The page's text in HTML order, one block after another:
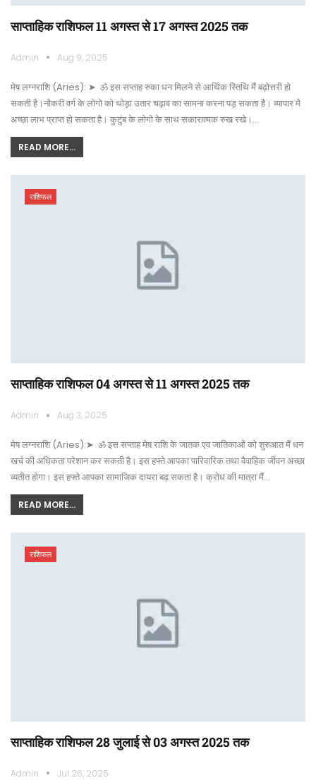
साप्ताहिक राशिफल 11 अगस्त से 17 अगस्त 2025 तक
Admin Aug 9, 2025
मेष लग्नराशि (Aries): ➤ ॐ इस सप्ताह रुका धन मिलने से आर्थिक स्तिथि मैं बढ़ोत्तरी हो
सकती है।नौकरी वर्ग के लोगो को थोड़ा उतार चढ़ाव का सामना करना पड़ सकता है। व्यापार मै
अच्छा लाभ प्राप्त हो सकता है। कुटुंब के लोगो के साथ सकारात्मक रुख रखे।…
READ MORE...
राशिफल
साप्ताहिक राशिफल 04 अगस्त से 11 अगस्त 2025 तक
Admin Aug 3, 2025
मेष लग्नराशि (Aries):➤ ॐ इस सप्ताह मेष राशि के जातक एव जातिकाओं को शुरुआत मैं धन
खर्च की अधिकता परेशान कर सकती है। इस हफ्ते आपका पारिवारिक तथा वैवाहिक जीवन अच्छा
व्यतीत होगा। इस हफ्ते आपका सामाजिक दायरा बढ़ सकता है। क्रोध की मात्रा मैं…
READ MORE...
राशिफल
साप्ताहिक राशिफल 28 जुलाई से 03 अगस्त 2025 तक
Admin Jul 26, 2025